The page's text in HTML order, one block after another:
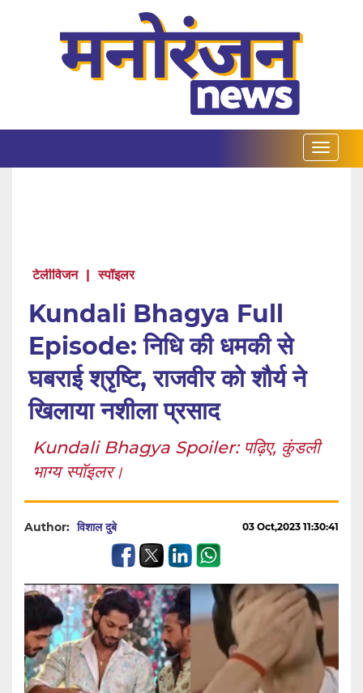
टेलीविजन | स्पॉइलर
Kundali Bhagya Full
Episode: निधि की धमकी से
घबराई श्रृष्टि, राजवीर को शौर्य ने
खिलाया नशीला प्रसाद
Kundali Bhagya Spoiler: पढ़िए, कुंडली
भाग्य स्पॉइलर।
Author: विशाल दुबे 03 Oct,2023 11:30:41